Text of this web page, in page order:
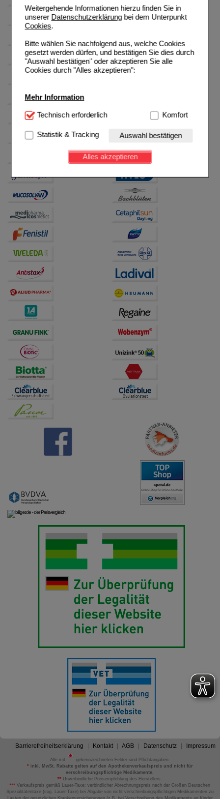
Weitergehende Informationen hierzu finden Sie in
unserer Datenschutzerklärungbei dem Unterpunkt
Cookies.
Bitte wählen Sie nachfolgend aus, welche Cookies
gesetzt werden dürfen, und bestätigen Sie dies durch
"Auswahl bestätigen" oder akzeptieren Sie alle
Cookies durch "Alles akzeptieren":
Mehr Information
Technisch Notwendig:Hierbei handelt es sich um
Website notwendig sind (z.B. Navigation, Warenkorb,
Kundenkonto), weshalb auf diese nicht verzichtet
werden kann.
Einkaufserlebnis noch ansprechender zu gestalten,
Besuchers oder unsere Seite an bevorzugte
Verhaltensweisen (z.B. Spracheinstellung)
anzupassen. Komfort-Cookies ermöglichen es uns
auch auf Ihre Bedürfnisse zugeschrittene Inhalte
anzuzeigen und unser Partnerprogramm zu
betreiben.
Statistik & Tracking:
Hierüber lassen sich
Informationen über die Art und Weise der Nutzung
unserer Website sammeln, mit deren Hilfe wir unsere
auf unserer Website aber auch die Werbung auf
Drittseiten möglichst relevant für Sie zu gestalten.
Bitte beachten Sie, dass Daten hierfür teilweise an
Dritte wie z.B. Google oder soziale Medien
Technisch erforderlich Komfort
Statistik & Tracking Auswahl bestätigen
Alles akzeptieren
Barrierefreiheitserklärung Kontakt AGB Datenschutz Impressum
Alle mit
gekennzeichneten Felder sind Pflichtangaben.
*inkl. MwSt. Rabatte gelten auf den Apothekenverkaufspreis und nicht für
verschreibungspflichtige Medikamente.
** Unverbindliche Preisempfehlung des Herstellers.
*** Verkaufspreis gemäß Lauer-Taxe; verbindlicher Abrechnungspreis nach der Großen Deutschen
Spezialitätentaxe (sog. Lauer-Taxe) bei Abgabe von nicht verschreibungspflichtigen Medikamenten zu
Lasten der gesetzlichen Krankenversicherungen (z.B. bei Verschreibung des Medikaments an Kinder